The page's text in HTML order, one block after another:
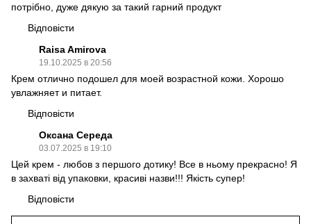
потрібно, дуже дякую за такий гарний продукт
Відповісти
Raisa Amirova
19.10.2025 в 20:56
Крем отлично подошел для моей возрастной кожи. Хорошо
увлажняет и питает.
Відповісти
Оксана Середа
03.07.2025 в 19:10
Цей крем - любов з першого дотику! Все в ньому прекрасно! Я
в захваті від упаковки, красиві назви!!! Якість супер!
Відповісти